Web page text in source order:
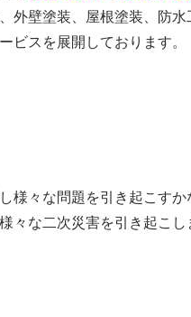
外壁塗装、屋根塗装、防
ビスを展開しております。
様々な問題を引き起こすか
々な二次災害を引き起こし